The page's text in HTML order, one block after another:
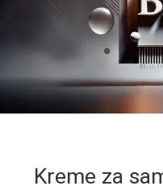
Kreme za